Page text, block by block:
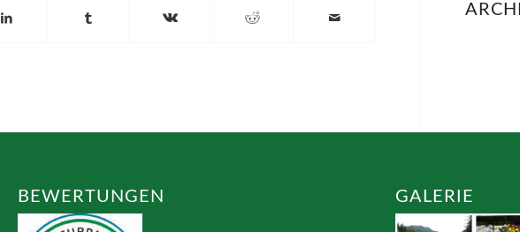
BEWERTUNGEN GALERIE